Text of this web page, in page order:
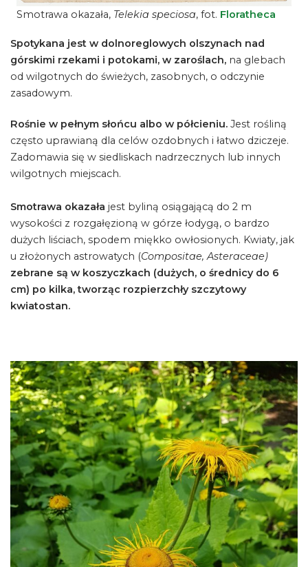
Smotrawa okazała, Telekia speciosa, fot. Floratheca
Spotykana jest w dolnoreglowych olszynach nad
górskimi rzekami i potokami, w zaroślach, na glebach
od wilgotnych do świeżych, zasobnych, o odczynie
zasadowym.
Rośnie w pełnym słońcu albo w półcieniu. Jest rośliną
często uprawianą dla celów ozdobnych i łatwo dziczeje.
Zadomawia się w siedliskach nadrzecznych lub innych
wilgotnych miejscach.
Smotrawa okazała jest byliną osiągającą do 2 m
wysokości z rozgałęzioną w górze łodygą, o bardzo
dużych liściach, spodem miękko owłosionych. Kwiaty, jak
u złożonych astrowatych (Compositae, Asteraceae)
zebrane są w koszyczkach (dużych, o średnicy do 6
cm) po kilka, tworząc rozpierzchły szczytowy
kwiatostan.